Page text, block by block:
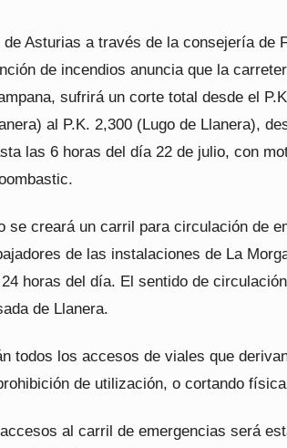
de Asturias a través de la consejería de
de incendios anuncia que la
sufrirá un corte total desde el
al P.K. 2,300 (Lugo de Llanera),
las 6 horas del día 22 de julio, con
se creará un carril para circulación de
de las instalaciones de La
horas del día. El sentido de
de Llanera.
todos los accesos de viales que
de utilización, o cortando
al carril de emergencias será